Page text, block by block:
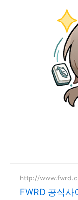
http://
FWRD 공식사